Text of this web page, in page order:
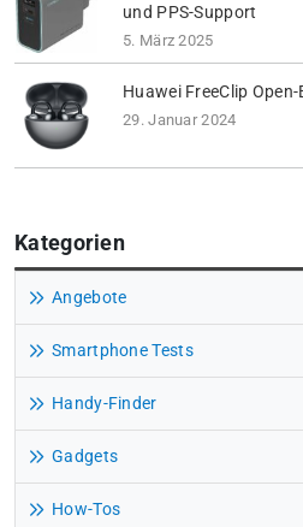
und PPS-Support
5. März 2025
Huawei FreeClip
29. Januar 2024
Kategorien
Angebote
Smartphone Tests
Handy-Finder
Gadgets
How-Tos